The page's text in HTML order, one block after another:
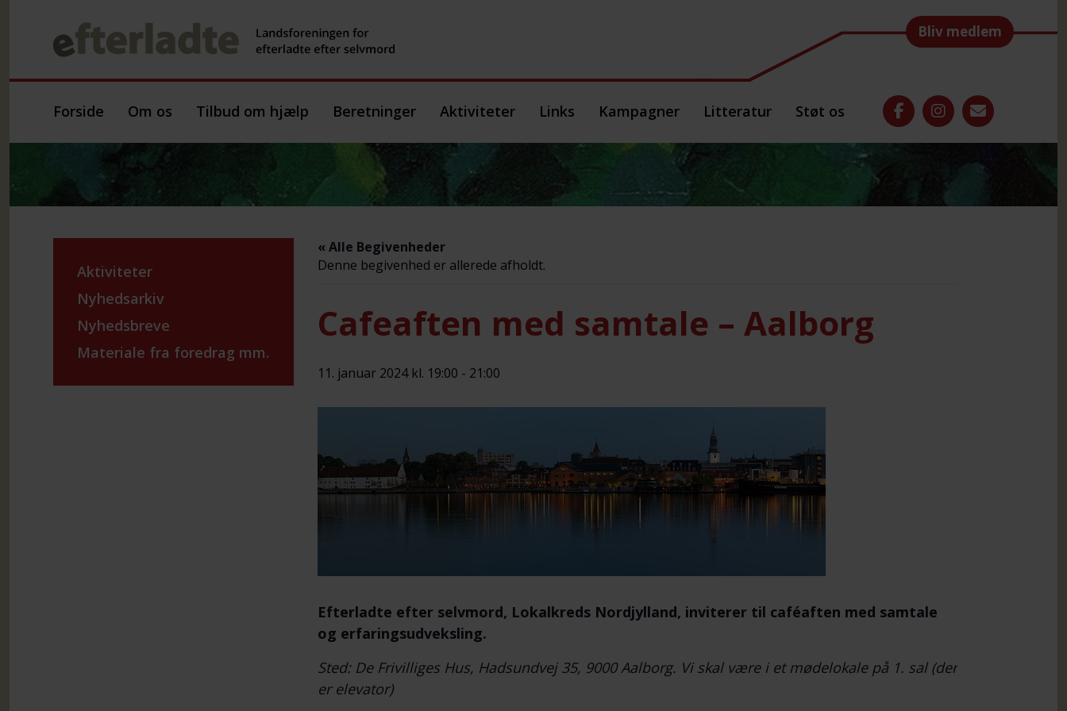
Bliv medlem
Forside Om os Tilbud om hjælp Beretninger Aktiviteter Links Kampagner Litteratur Støt os
« Alle Begivenheder
Denne begivenhed er allerede afholdt.
Cafeaften med samtale – Aalborg
11. januar 2024 kl. 19:00 - 21:00
Efterladte efter selvmord, Lokalkreds Nordjylland, inviterer til caféaften med samtale
og erfaringsudveksling.
Sted: De Frivilliges Hus, Hadsundvej 35, 9000 Aalborg. Vi skal være i et mødelokale på 1. sal (der
er elevator)
Aktiviteter
Nyhedsarkiv
Nyhedsbreve
Materiale fra foredrag mm.